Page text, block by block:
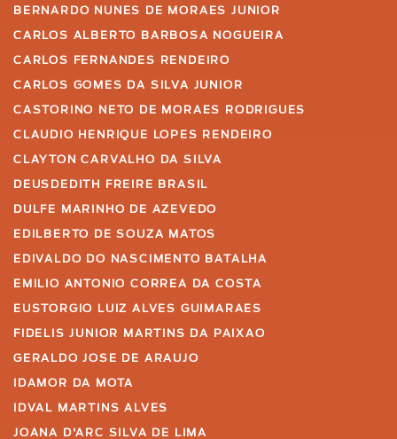
BERNARDO NUNES DE MORAES JUNIOR
CARLOS ALBERTO BARBOSA NOGUEIRA
CARLOS FERNANDES RENDEIRO
CARLOS GOMES DA SILVA JUNIOR
CASTORINO NETO DE MORAES RODRIGUES
CLAUDIO HENRIQUE LOPES RENDEIRO
CLAYTON CARVALHO DA SILVA
DEUSDEDITH FREIRE BRASIL
DULFE MARINHO DE AZEVEDO
EDILBERTO DE SOUZA MATOS
EDIVALDO DO NASCIMENTO BATALHA
EMILIO ANTONIO CORREA DA COSTA
EUSTORGIO LUIZ ALVES GUIMARAES
FIDELIS JUNIOR MARTINS DA PAIXAO
GERALDO JOSE DE ARAUJO
IDAMOR DA MOTA
IDVAL MARTINS ALVES
JOANA D'ARC SILVA DE LIMA